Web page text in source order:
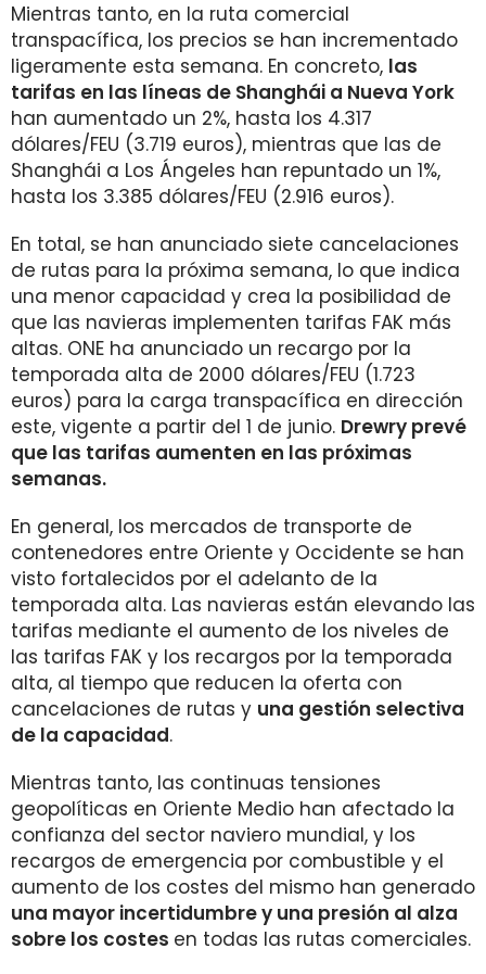
Mientras tanto, en la ruta comercial
transpacífica, los precios se han incrementado
ligeramente esta semana. En concreto, las
tarifas en las líneas de Shanghái a Nueva York
han aumentado un 2%, hasta los 4.317
dólares/FEU (3.719 euros), mientras que las de
Shanghái a Los Ángeles han repuntado un 1%,
hasta los 3.385 dólares/FEU (2.916 euros).
En total, se han anunciado siete cancelaciones
de rutas para la próxima semana, lo que indica
una menor capacidad y crea la posibilidad de
que las navieras implementen tarifas FAK más
altas. ONE ha anunciado un recargo por la
temporada alta de 2000 dólares/FEU (1.723
euros) para la carga transpacífica en dirección
este, vigente a partir del 1 de junio. Drewry prevé
que las tarifas aumenten en las próximas
semanas.
En general, los mercados de transporte de
contenedores entre Oriente y Occidente se han
visto fortalecidos por el adelanto de la
temporada alta. Las navieras están elevando las
tarifas mediante el aumento de los niveles de
las tarifas FAK y los recargos por la temporada
alta, al tiempo que reducen la oferta con
cancelaciones de rutas y una gestión selectiva
de la capacidad.
Mientras tanto, las continuas tensiones
geopolíticas en Oriente Medio han afectado la
confianza del sector naviero mundial, y los
recargos de emergencia por combustible y el
aumento de los costes del mismo han generado
una mayor incertidumbre y una presión al alza
sobre los costes en todas las rutas comerciales.